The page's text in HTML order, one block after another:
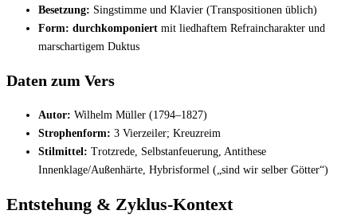
Besetzung: Singstimme und Klavier (Transpositionen üblich)
Form: durchkomponiert mit liedhaftem Refraincharakter und
marschartigem Duktus
Daten zum Vers
Autor: Wilhelm Müller (1794–1827)
Strophenform: 3 Vierzeiler; Kreuzreim
Stilmittel: Trotzrede, Selbstanfeuerung, Antithese
Innenklage/Außenhärte, Hybrisformel („sind wir selber Götter“)
Entstehung & Zyklus-Kontext